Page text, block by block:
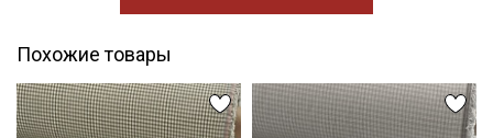
Похожие товары